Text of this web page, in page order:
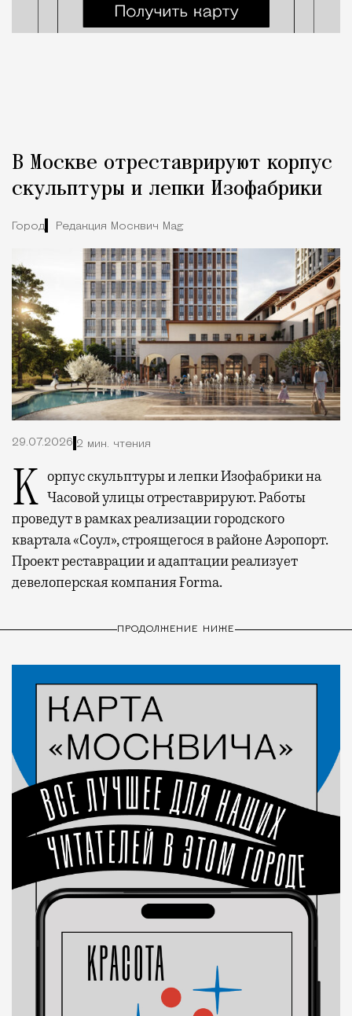
В Москве отреставрируют корпус
скульптуры и лепки Изофабрики
Город Редакция Москвич Mag
29.07.2026 2 мин. чтения
Корпус скульптуры и лепки Изофабрики на Часовой улицы отреставрируют. Работы
проведут в рамках реализации городского
квартала «Соул», строящегося в районе Аэропорт.
Проект реставрации и адаптации реализует
девелоперская компания Forma.
ПРОДОЛЖЕНИЕ НИЖЕ